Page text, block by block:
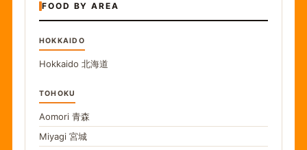
FOOD BY AREA
HOKKAIDO
Hokkaido 北海道
TOHOKU
Aomori 青森
Miyagi 宮城